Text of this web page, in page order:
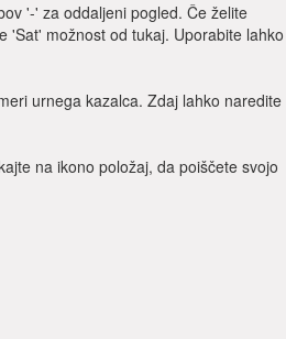
'-' za oddaljeni pogled. Če želite
'Sat' možnost od tukaj. Uporabite lahko
urnega kazalca. Zdaj lahko naredite
na ikono položaj, da poiščete svojo